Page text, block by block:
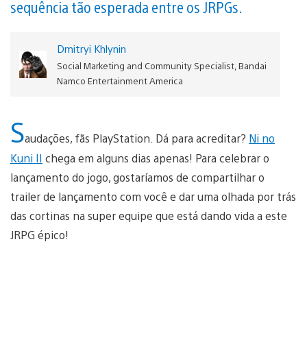
PS4
sequência tão esperada entre os JRPGs.
Dmitryi Khlynin
Social Marketing and Community Specialist, Bandai
Namco Entertainment America
Saudações, fãs PlayStation. Dá para acreditar? Ni no
Kuni II chega em alguns dias apenas! Para celebrar o
lançamento do jogo, gostaríamos de compartilhar o
trailer de lançamento com você e dar uma olhada por trás
das cortinas na super equipe que está dando vida a este
JRPG épico!